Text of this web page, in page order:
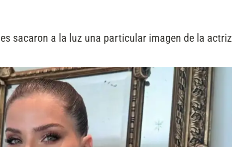
sacaron a la luz una particular imagen de la actriz